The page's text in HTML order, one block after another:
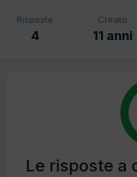
Risposte
4
Creato
11 anni
Le risposte a